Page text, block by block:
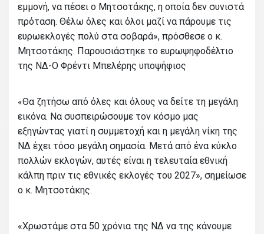
εμμονή, να πέσει ο Μητσοτάκης, η οποία δεν συνιστά
πρόταση. Θέλω όλες και όλοι μαζί να πάρουμε τις
ευρωεκλογές πολύ στα σοβαρά», πρόσθεσε ο κ.
Μητσοτάκης. Παρουσιάστηκε το ευρωψηφοδέλτιο
της ΝΔ-Ο Φρέντι Μπελέρης υποψήφιος
«Θα ζητήσω από όλες και όλους να δείτε τη μεγάλη
εικόνα. Να συσπειρώσουμε τον κόσμο μας
εξηγώντας γιατί η συμμετοχή και η μεγάλη νίκη της
ΝΔ έχει τόσο μεγάλη σημασία. Μετά από ένα κύκλο
πολλών εκλογών, αυτές είναι η τελευταία εθνική
κάλπη πριν τις εθνικές εκλογές του 2027», σημείωσε
ο κ. Μητσοτάκης.
«Χρωστάμε στα 50 χρόνια της ΝΔ να της κάνουμε